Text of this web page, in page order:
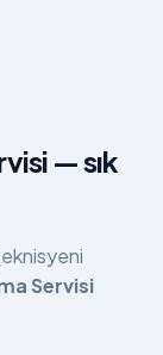
— sık
Servisi